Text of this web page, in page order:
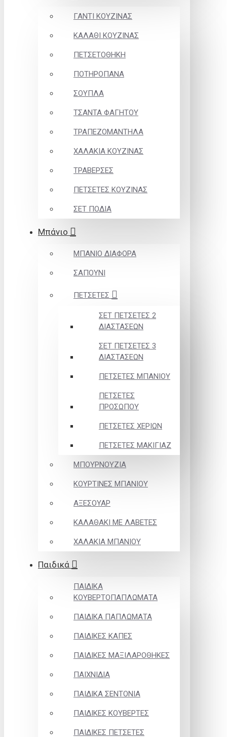
ΓΑΝΤΙ ΚΟΥΖΙΝΑΣ
ΚΑΛΑΘΙ ΚΟΥΖΙΝΑΣ
ΠΕΤΣΕΤΟΘΗΚΗ
ΠΟΤΗΡΟΠΑΝΑ
ΣΟΥΠΛΑ
ΤΣΑΝΤΑ ΦΑΓΗΤΟΥ
ΤΡΑΠΕΖΟΜΑΝΤΗΛΑ
ΧΑΛΑΚΙΑ ΚΟΥΖΙΝΑΣ
ΤΡΑΒΕΡΣΕΣ
ΠΕΤΣΕΤΕΣ ΚΟΥΖΙΝΑΣ
ΣΕΤ ΠΟΔΙΑ
Μπάνιο
ΜΠΑΝΙΟ ΔΙΑΦΟΡΑ
ΣΑΠΟΥΝΙ
ΠΕΤΣΕΤΕΣ
ΣΕΤ ΠΕΤΣΕΤΕΣ 2
ΔΙΑΣΤΑΣΕΩΝ
ΣΕΤ ΠΕΤΣΕΤΕΣ 3
ΔΙΑΣΤΑΣΕΩΝ
ΠΕΤΣΕΤΕΣ ΜΠΑΝΙΟΥ
ΠΕΤΣΕΤΕΣ
ΠΡΟΣΩΠΟΥ
ΠΕΤΣΕΤΕΣ ΧΕΡΙΩΝ
ΠΕΤΣΕΤΕΣ ΜΑΚΙΓΙΑΖ
ΜΠΟΥΡΝΟΥΖΙΑ
ΚΟΥΡΤΙΝΕΣ ΜΠΑΝΙΟΥ
ΑΞΕΣΟΥΑΡ
ΚΑΛΑΘΑΚΙ ΜΕ ΛΑΒΕΤΕΣ
ΧΑΛΑΚΙΑ ΜΠΑΝΙΟΥ
Παιδικά
ΠΑΙΔΙΚΑ
ΚΟΥΒΕΡΤΟΠΑΠΛΩΜΑΤΑ
ΠΑΙΔΙΚΑ ΠΑΠΛΩΜΑΤΑ
ΠΑΙΔΙΚΕΣ ΚΑΠΕΣ
ΠΑΙΔΙΚΕΣ ΜΑΞΙΛΑΡΟΘΗΚΕΣ
ΠΑΙΧΝΙΔΙΑ
ΠΑΙΔΙΚΑ ΣΕΝΤΟΝΙΑ
ΠΑΙΔΙΚΕΣ ΚΟΥΒΕΡΤΕΣ
ΠΑΙΔΙΚΕΣ ΠΕΤΣΕΤΕΣ